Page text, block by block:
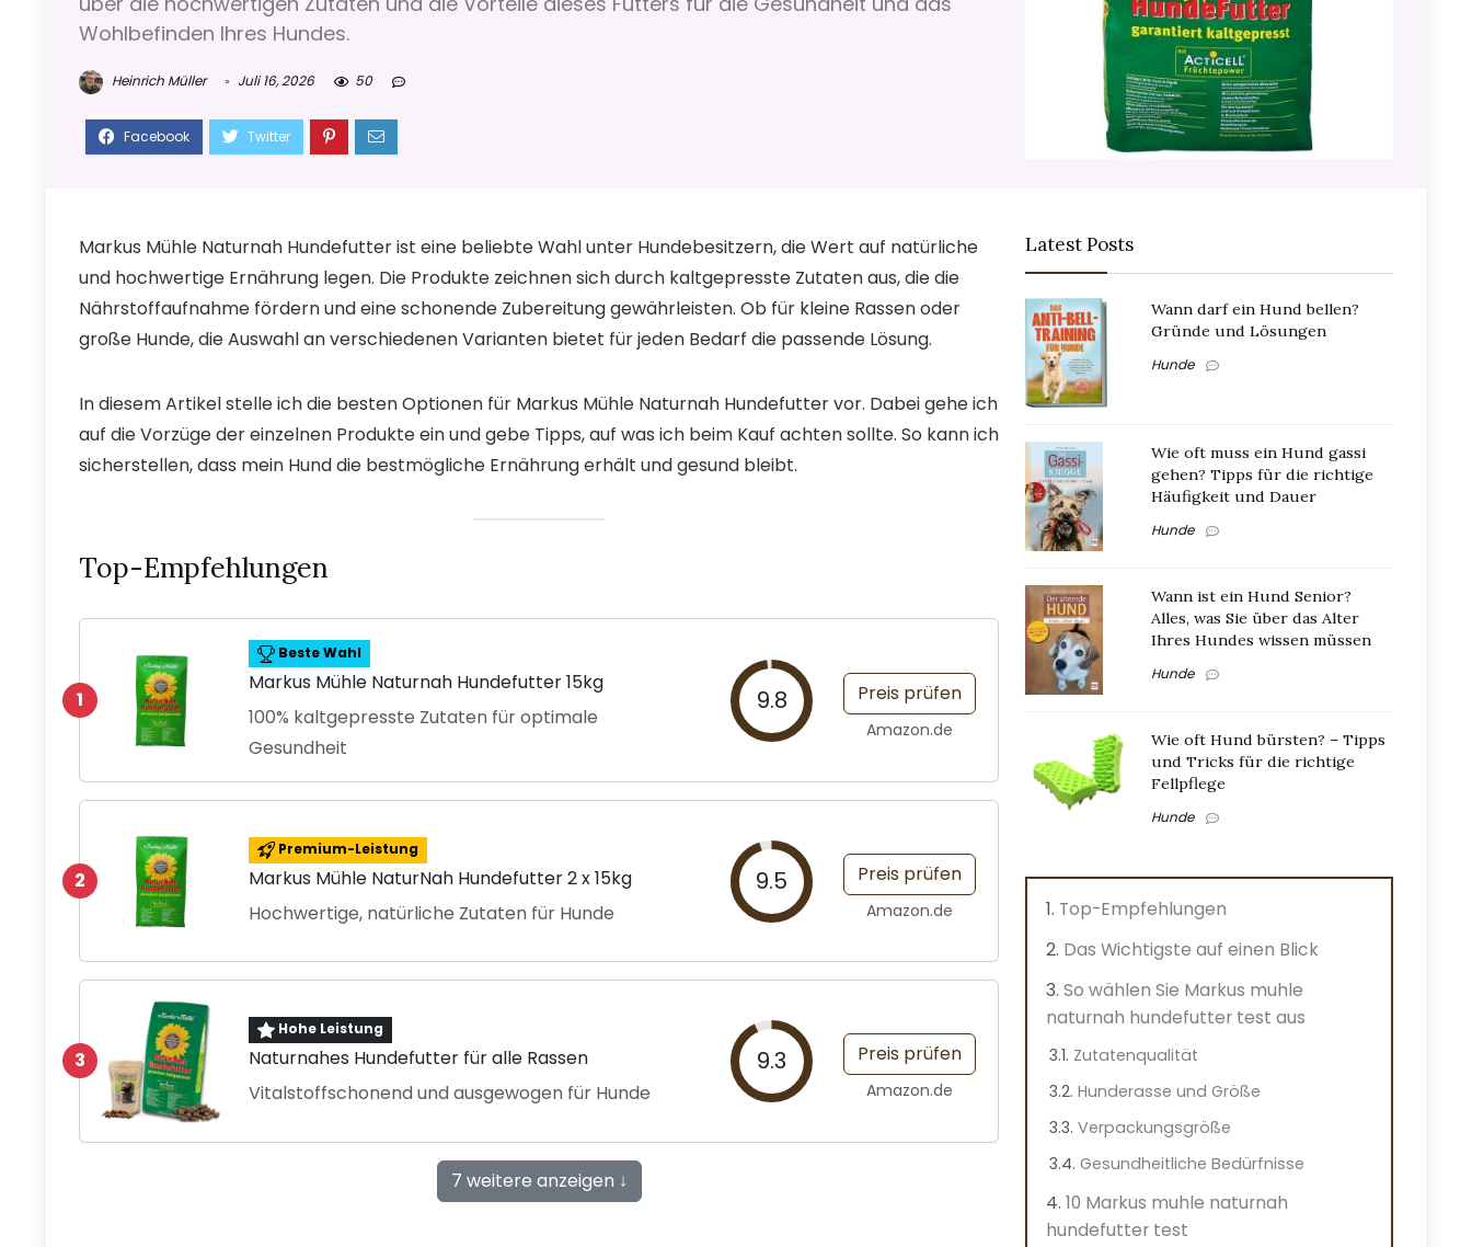
Wohlbefinden Ihres Hundes.
Heinrich Müller Juli 16, 2026 50
Markus Mühle Naturnah Hundefutter ist eine beliebte Wahl unter Hundebesitzern, die Wert auf natürliche
und hochwertige Ernährung legen. Die Produkte zeichnen sich durch kaltgepresste Zutaten aus, die die
Nährstoffaufnahme fördern und eine schonende Zubereitung gewährleisten. Ob für kleine Rassen oder
große Hunde, die Auswahl an verschiedenen Varianten bietet für jeden Bedarf die passende Lösung.
In diesem Artikel stelle ich die besten Optionen für Markus Mühle Naturnah Hundefutter vor. Dabei gehe ich
auf die Vorzüge der einzelnen Produkte ein und gebe Tipps, auf was ich beim Kauf achten sollte. So kann ich
sicherstellen, dass mein Hund die bestmögliche Ernährung erhält und gesund bleibt.
Top-Empfehlungen
1
Beste Wahl
Markus Mühle Naturnah Hundefutter 15kg
100% kaltgepresste Zutaten für optimale
Gesundheit
9.8 Preis prüfen
Amazon.de
2
Premium-Leistung
Markus Mühle NaturNah Hundefutter 2 x 15kg
Hochwertige, natürliche Zutaten für Hunde
9.5 Preis prüfen
Amazon.de
3
Hohe Leistung
Naturnahes Hundefutter für alle Rassen
Vitalstoffschonend und ausgewogen für Hunde
9.3 Preis prüfen
Amazon.de
7 weitere anzeigen ↓
Latest Posts
Wann darf ein Hund bellen?
Gründe und Lösungen
Hunde
Wie oft muss ein Hund gassi
gehen? Tipps für die richtige
Häufigkeit und Dauer
Hunde
Wann ist ein Hund Senior?
Alles, was Sie über das Alter
Ihres Hundes wissen müssen
Hunde
Wie oft Hund bürsten? – Tipps
und Tricks für die richtige
Fellpflege
Hunde
Top-Empfehlungen
Das Wichtigste auf einen Blick
So wählen Sie Markus muhle
naturnah hundefutter test aus
Zutatenqualität
Hunderasse und Größe
Verpackungsgröße
Gesundheitliche Bedürfnisse
10 Markus muhle naturnah
hundefutter test